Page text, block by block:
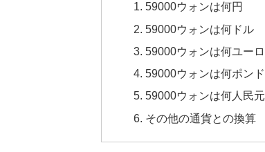
59000ウォンは何円
59000ウォンは何ドル
59000ウォンは何ユーロ
59000ウォンは何ポンド
59000ウォンは何人民元
その他の通貨との換算